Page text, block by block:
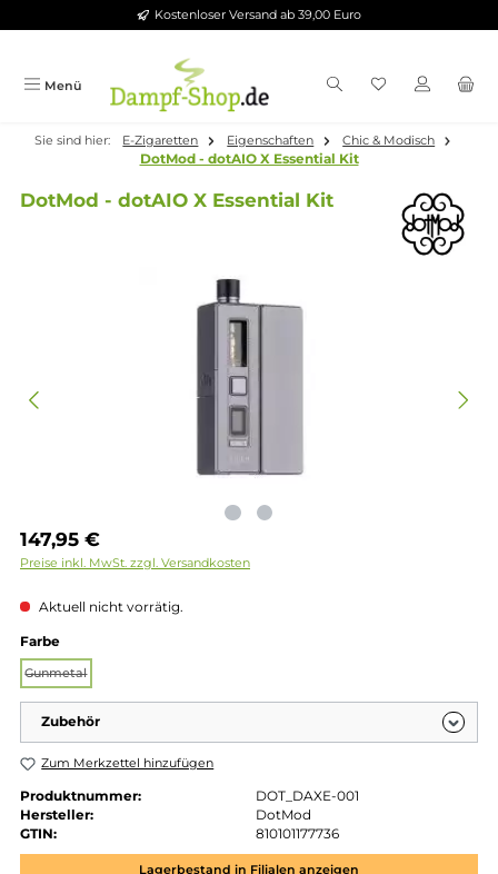
Zum Hauptinhalt springenKostenloser Versand ab 39,00 Euro
Menü
E-Zigaretten Eigenschaften
Bildergalerie überspringen
147,95 €
Aktuell nicht vorrätig.
Farbe auswählen
Gunmetal
(Diese Option ist zurzeit nicht verfügbar.)
Zubehör